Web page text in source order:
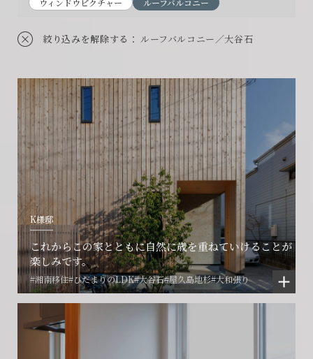
絞り込みを解除する ： ルーフバルコニー／大谷石
K様邸
これからこの家とともに自然に歳を重ねていけることが
楽しみです。
#湘南移住#ひだまりのLDK#大谷石#屋久島地杉#大和張り